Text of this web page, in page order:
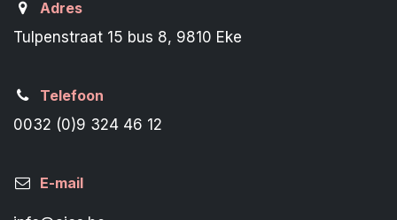
Adres
Tulpenstraat 15 bus 8, 9810 Eke
Telefoon
0032 (0)9 324 46 12
E-mail